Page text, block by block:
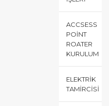
ACCSESS
POINT
ROATER
KURULUM
ELEKTRIK
TAMIRCISI